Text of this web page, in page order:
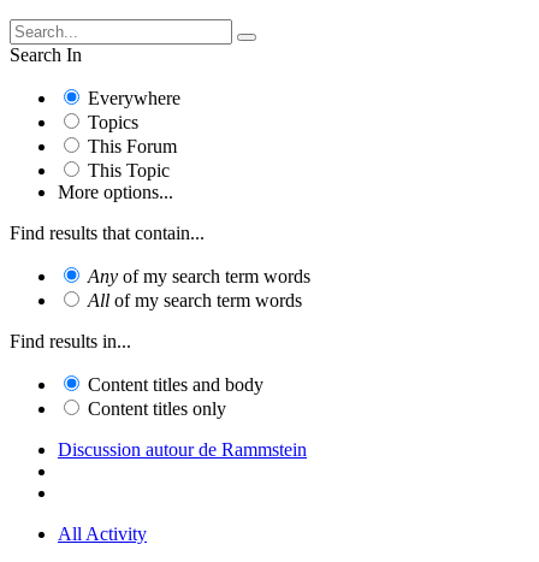
Search In
Everywhere
Topics
This Forum
This Topic
More options...
Find results that contain...
Any of my search term words
All of my search term words
Find results in...
Content titles and body
Content titles only
Discussion autour de Rammstein
All Activity